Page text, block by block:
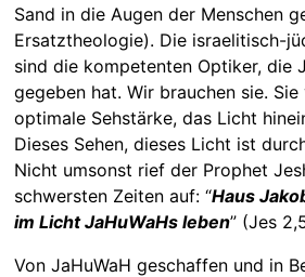
Sand in die Augen der Menschen
Ersatztheologie). Die israelitisch-
sind die kompetenten Optiker, die
gegeben hat. Wir brauchen sie.
optimale Sehstärke, das Licht
Dieses Sehen, dieses Licht ist
Nicht umsonst rief der Prophet
schwersten Zeiten auf: “Haus
im Licht JaHuWaHs leben” (Jes
Von JaHuWaH geschaffen und in